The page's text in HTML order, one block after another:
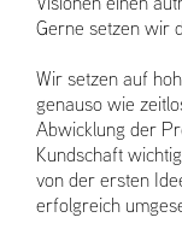
Gerne setzen wir
Wir setzen auf
genauso wie
Abwicklung der
Kundschaft
von der ersten
erfolgreich